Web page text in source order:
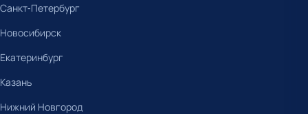
Санкт-Петербург
Новосибирск
Екатеринбург
Казань
Нижний Новгород